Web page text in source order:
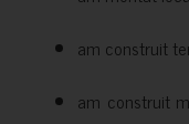
am construit
am construit